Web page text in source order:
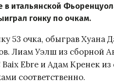
итальянской
гонку по очкам.
53 очка, обыграв Хуана
Лиам Уэлш из сборной
Baix Ebre и Адам Кренек
соответственно.